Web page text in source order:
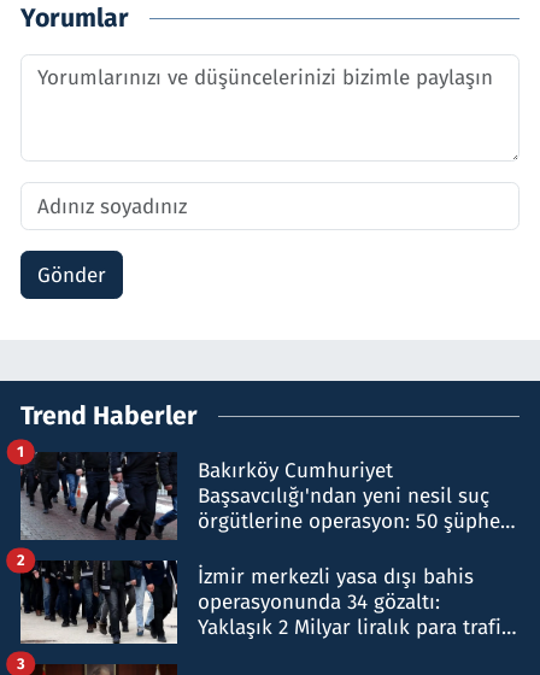
Yorumlar
Gönder
Trend Haberler
Bakırköy Cumhuriyet
Başsavcılığı'ndan yeni nesil suç
örgütlerine operasyon: 50 şüpheli
1
İzmir merkezli yasa dışı bahis
operasyonunda 34 gözaltı:
Yaklaşık 2 Milyar liralık para trafiği
2
3